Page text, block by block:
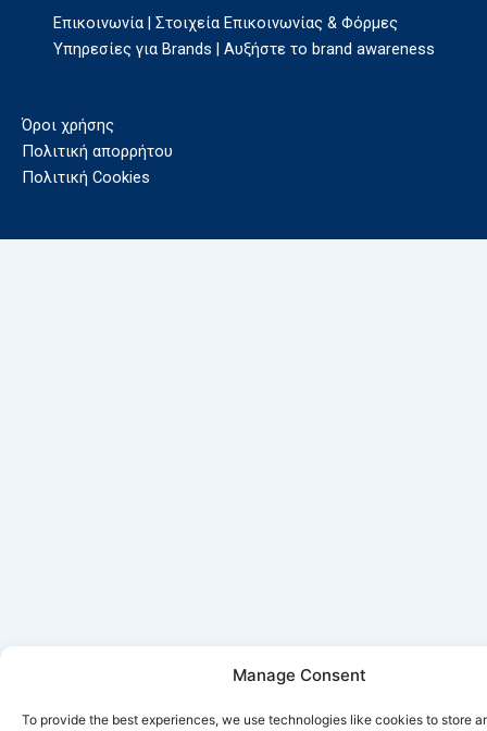
Manage Consent
To provide the best experiences, we use technologies like cookies to store
Επικοινωνία | Στοιχεία Επικοινωνίας & Φόρμες
Υπηρεσίες για Brands | Αυξήστε το brand awareness
Όροι χρήσης
Πολιτική απορρήτου
Πολιτική Cookies